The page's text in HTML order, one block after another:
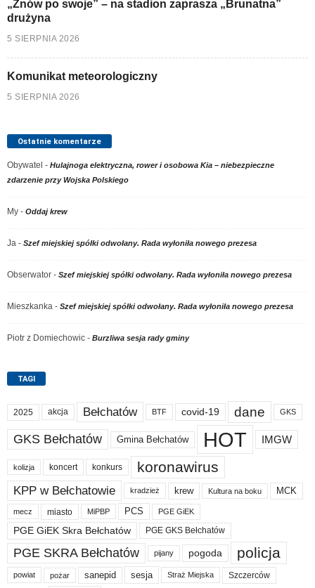
„Znów po swoje” – na stadion zaprasza „Brunatna”
drużyna
5 SIERPNIA 2026
Komunikat meteorologiczny
5 SIERPNIA 2026
Ostatnie komentarze
Obywatel - Hulajnoga elektryczna, rower i osobowa Kia – niebezpieczne
zdarzenie przy Wojska Polskiego
My - Oddaj krew
Ja - Szef miejskiej spółki odwołany. Rada wyłoniła nowego prezesa
Obserwator - Szef miejskiej spółki odwołany. Rada wyłoniła nowego prezesa
Mieszkanka - Szef miejskiej spółki odwołany. Rada wyłoniła nowego prezesa
Piotr z Domiechowic - Burzliwa sesja rady gminy
TAGI
2025 akcja Bełchatów BTF covid-19 dane GKS
GKS Bełchatów Gmina Bełchatów HOT IMGW
kolizja koncert konkurs koronawirus
KPP w Bełchatowie kradzież krew Kultura na boku MCK
mecz miasto MiPBP PCS PGE GiEK
PGE GiEK Skra Bełchatów PGE GKS Bełchatów
PGE SKRA Bełchatów pijany pogoda policja
powiat pożar sanepid sesja Straż Miejska Szczerców